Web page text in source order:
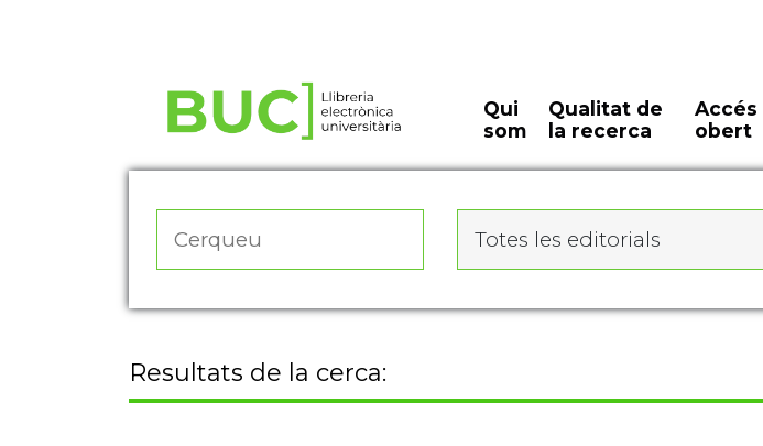
Qui
som
Qualitat de
la recerca
Accés
obert
Totes les editorials
Resultats de la cerca: